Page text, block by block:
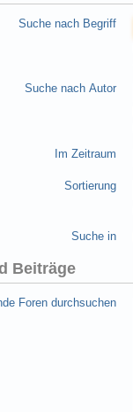
Suche nach Begriff
Suche nach Autor
Im Zeitraum
Sortierung
Suche in
Beiträge
Foren durchsuchen